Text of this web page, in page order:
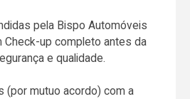
pela Bispo Automóveis
Check-up completo antes da
e qualidade.
(por mutuo acordo) com a